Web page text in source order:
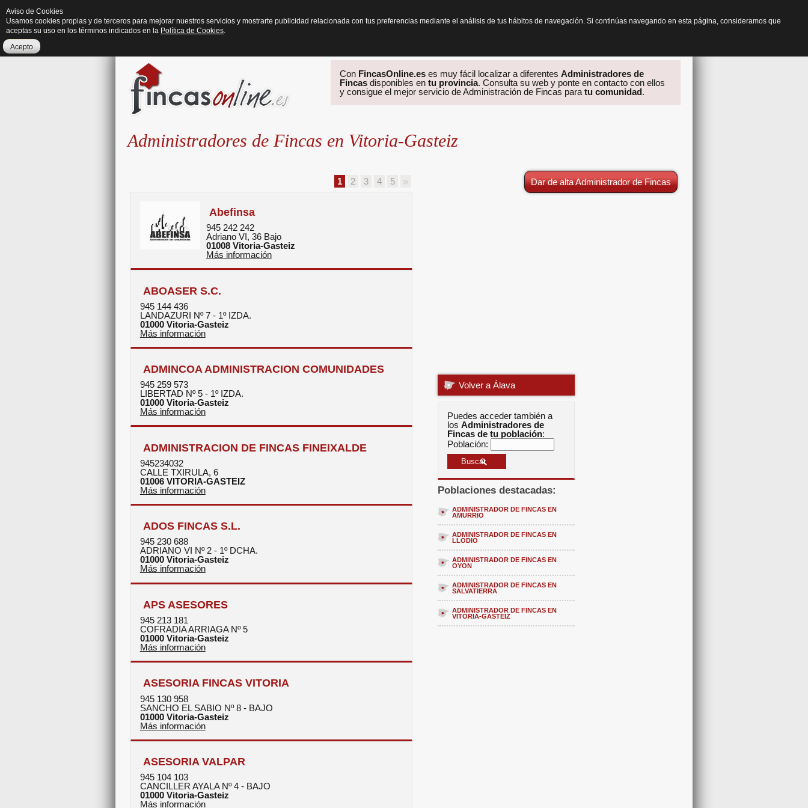
Con FincasOnline.eses muy fácil localizar a diferentes Administradores de
Fincasdisponibles en tu provincia. Consulta su web y ponte en contacto con ellos
y consigue el mejor servicio de Administración de Fincas para tu comunidad.
Administradores de Fincas en Vitoria-Gasteiz
1 2 3 4 5
Abefinsa
945 242 242
Adriano VI, 36 Bajo
01008 Vitoria-Gasteiz
Más información
ABOASER S.C.
945 144 436
LANDAZURI Nº 7 - 1º IZDA.
01000 Vitoria-Gasteiz
Más información
ADMINCOA ADMINISTRACION COMUNIDADES
945 259 573
LIBERTAD Nº 5 - 1º IZDA.
01000 Vitoria-Gasteiz
Más información
ADMINISTRACION DE FINCAS FINEIXALDE
945234032
CALLE TXIRULA, 6
01006 VITORIA-GASTEIZ
Más información
ADOS FINCAS S.L.
945 230 688
ADRIANO VI Nº 2 - 1º DCHA.
01000 Vitoria-Gasteiz
Más información
APS ASESORES
945 213 181
COFRADIA ARRIAGA Nº 5
01000 Vitoria-Gasteiz
Más información
ASESORIA FINCAS VITORIA
945 130 958
SANCHO EL SABIO Nº 8 - BAJO
01000 Vitoria-Gasteiz
Más información
ASESORIA VALPAR
945 104 103
CANCILLER AYALA Nº 4 - BAJO
01000 Vitoria-Gasteiz
Más información
Dar de alta Administrador de Fincas
Volver a Álava
Puedes acceder también a
los Administradores de
Fincas de tu población:
Población:
Poblaciones destacadas:
ADMINISTRADOR DE FINCAS EN
AMURRIO
ADMINISTRADOR DE FINCAS EN
LLODIO
ADMINISTRADOR DE FINCAS EN
OYON
ADMINISTRADOR DE FINCAS EN
SALVATIERRA
ADMINISTRADOR DE FINCAS EN
VITORIA-GASTEIZ
Aviso de Cookies
Usamos cookies propias y de terceros para mejorar nuestros servicios y mostrarte publicidad relacionada con tus preferencias mediante el análisis de tus hábitos de navegación. Si continúas navegando en esta página, consideramos que
aceptas su uso en los términos indicados en la Política de Cookies.
Acepto